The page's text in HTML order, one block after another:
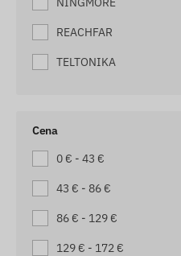
PIEKABJU IZSEKOTĀJI
PUSPIEKABE
GPS LOKĀCIJU)
STROPU IZSEKOTĀJI
SUŅU IZSEKOTĀJI
VELOSIPĒDU IZSEKOTĀJI
ZIRGU IZSEKOTĀJI
REACHFAR
TELTONIKA
Cena
0 € - 43 €
43 € - 86 €
86 € - 129 €
129 € - 172 €